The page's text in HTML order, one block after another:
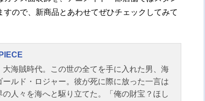
ので、新商品とあわせてぜひチェックしてみて
大海賊時代。この世の全てを手に入れた男、海
ールド・ロジャー。彼が死に際に放った一言は
の人々を海へと駆り立てた。「俺の財宝？ほし